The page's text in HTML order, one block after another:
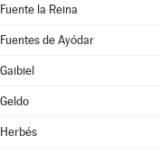
Fuente la Reina
Fuentes de Ayódar
Gaibiel
Geldo
Herbés